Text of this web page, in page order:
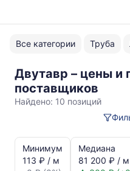
Все категории Труба
Двутавр – цены и
поставщиков
Найдено: 10 позиций
динамика
цен:
Минимум
113 ₽ / м
Медиана
81 200 ₽ / м